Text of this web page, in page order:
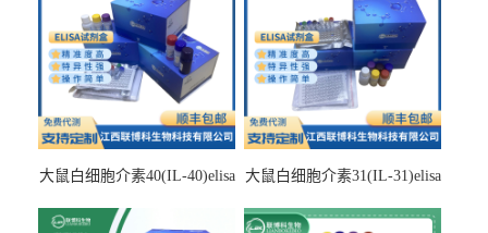
大鼠白细胞介素40(IL-40)elisa
大鼠白细胞介素31(IL-31)elisa